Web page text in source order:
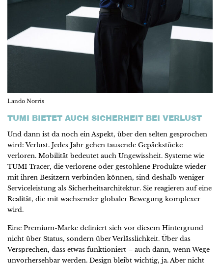
Lando Norris
TUMI BIETET AUCH SICHERHEIT BEI VERLUST
Und dann ist da noch ein Aspekt, über den selten gesprochen
wird: Verlust. Jedes Jahr gehen tausende Gepäckstücke
verloren. Mobilität bedeutet auch Ungewissheit. Systeme wie
TUMI Tracer, die verlorene oder gestohlene Produkte wieder
mit ihren Besitzern verbinden können, sind deshalb weniger
Serviceleistung als Sicherheitsarchitektur. Sie reagieren auf eine
Realität, die mit wachsender globaler Bewegung komplexer
wird.
Eine Premium-Marke definiert sich vor diesem Hintergrund
nicht über Status, sondern über Verlässlichkeit. Über das
Versprechen, dass etwas funktioniert – auch dann, wenn Wege
unvorhersehbar werden. Design bleibt wichtig, ja. Aber nicht